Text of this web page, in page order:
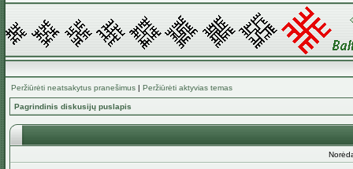
Peržiūrėti neatsakytus pranešimus | Peržiūrėti aktyvias temas
Pagrindinis diskusijų puslapis